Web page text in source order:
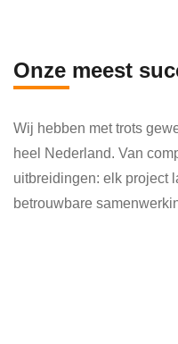
Onze meest
Wij hebben met trots
heel Nederland. Van
uitbreidingen: elk project
betrouwbare